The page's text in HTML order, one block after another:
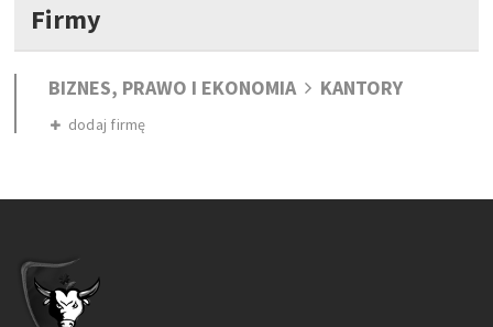
Firmy
BIZNES, PRAWO I EKONOMIA KANTORY
dodaj firmę